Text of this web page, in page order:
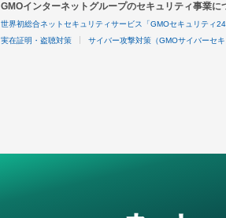
GMOインターネットグループのセキュリティ事業に
世界初総合ネットセキュリティサービス「GMOセキュリティ24
実在証明・盗聴対策 サイバー攻撃対策（GMOサイバーセキ